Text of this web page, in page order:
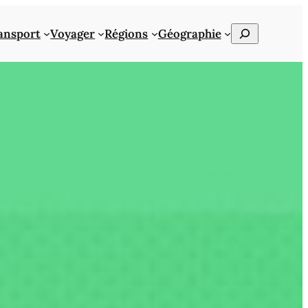
Voyager Régions Géographie Rechercher